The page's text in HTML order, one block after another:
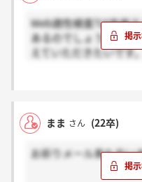
Web適性検査?は性格
あるのでしょうか？わ
えていただきたいです
まま さん (22卒)
お祈りメール来た方い